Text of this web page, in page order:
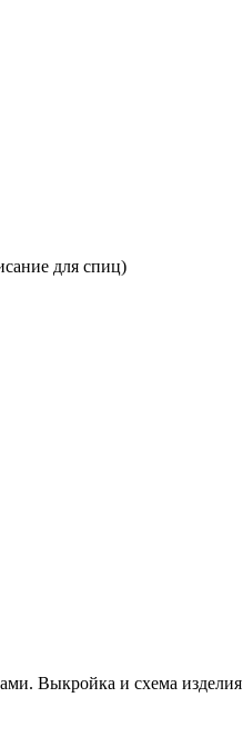
для спиц)
Выкройка и схема